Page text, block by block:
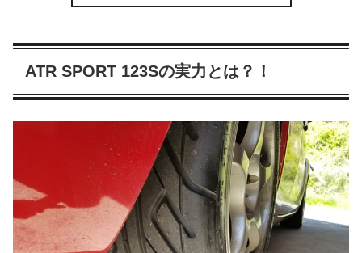
ATR SPORT 123Sの実力とは？！